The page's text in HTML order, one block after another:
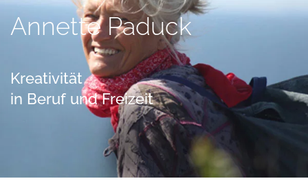
Annette Paduck
Kreativität
in Beruf und Freizeit